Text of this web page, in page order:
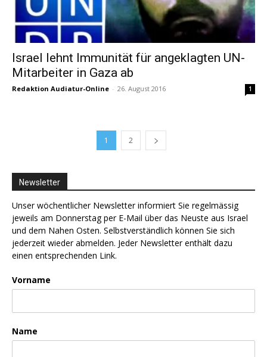
Israel lehnt Immunität für angeklagten UN-
Mitarbeiter in Gaza ab
Redaktion Audiatur-Online - 26. August 2016 1
1 2
Newsletter
Unser wöchentlicher Newsletter informiert Sie regelmässig
jeweils am Donnerstag per E-Mail über das Neuste aus Israel
und dem Nahen Osten. Selbstverständlich können Sie sich
jederzeit wieder abmelden. Jeder Newsletter enthält dazu
einen entsprechenden Link.
Vorname
Name